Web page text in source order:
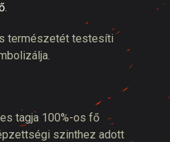
.
természetét testesíti
tagja 100%-os fő
szinthez adott